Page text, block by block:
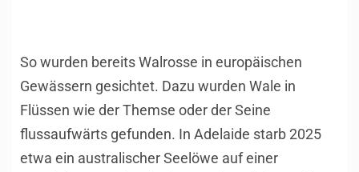
So wurden bereits Walrosse in europäischen
Gewässern gesichtet. Dazu wurden Wale in
Flüssen wie der Themse oder der Seine
flussaufwärts gefunden. In Adelaide starb 2025
etwa ein australischer Seelöwe auf einer